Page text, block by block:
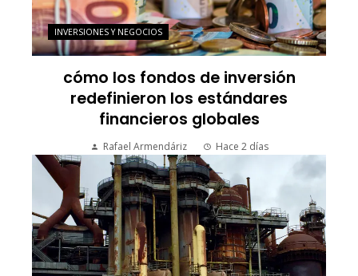
INVERSIONES Y NEGOCIOS
cómo los fondos de inversión
redefinieron los estándares
financieros globales
Rafael Armendáriz Hace 2 días